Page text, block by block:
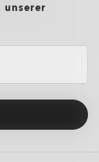
unserer